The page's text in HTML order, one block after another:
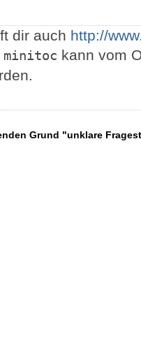
dir auch http://
minitoc kann vom
Grund "unklare